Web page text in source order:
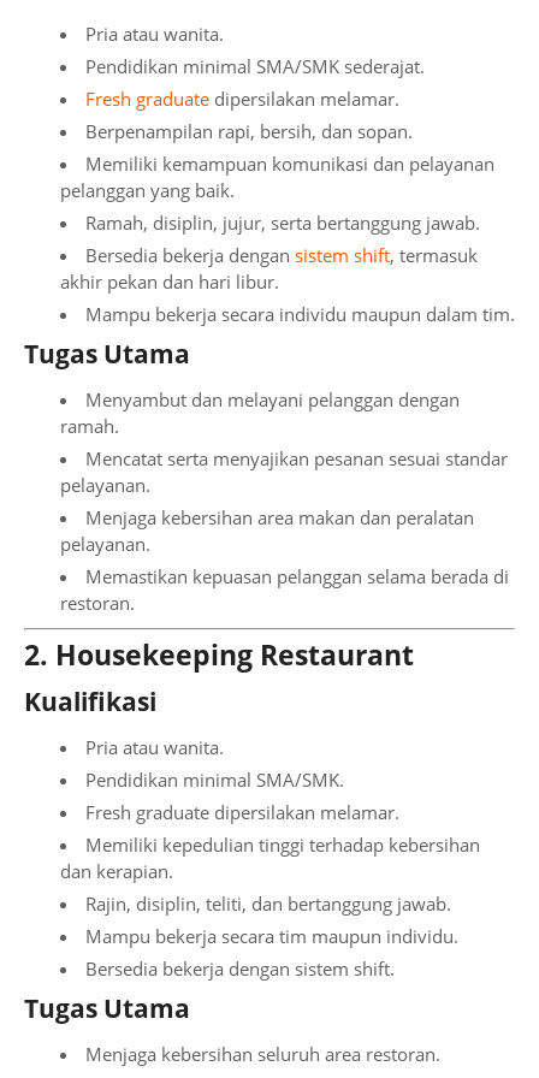
Pria atau wanita.
Pendidikan minimal SMA/SMK sederajat.
Fresh graduate dipersilakan melamar.
Berpenampilan rapi, bersih, dan sopan.
Memiliki kemampuan komunikasi dan pelayanan
pelanggan yang baik.
Ramah, disiplin, jujur, serta bertanggung jawab.
Bersedia bekerja dengan sistem shift, termasuk
akhir pekan dan hari libur.
Mampu bekerja secara individu maupun dalam tim.
Tugas Utama
Menyambut dan melayani pelanggan dengan
ramah.
Mencatat serta menyajikan pesanan sesuai standar
pelayanan.
Menjaga kebersihan area makan dan peralatan
pelayanan.
Memastikan kepuasan pelanggan selama berada di
restoran.
2. Housekeeping Restaurant
Kualifikasi
Pria atau wanita.
Pendidikan minimal SMA/SMK.
Fresh graduate dipersilakan melamar.
Memiliki kepedulian tinggi terhadap kebersihan
dan kerapian.
Rajin, disiplin, teliti, dan bertanggung jawab.
Mampu bekerja secara tim maupun individu.
Bersedia bekerja dengan sistem shift.
Tugas Utama
Menjaga kebersihan seluruh area restoran.